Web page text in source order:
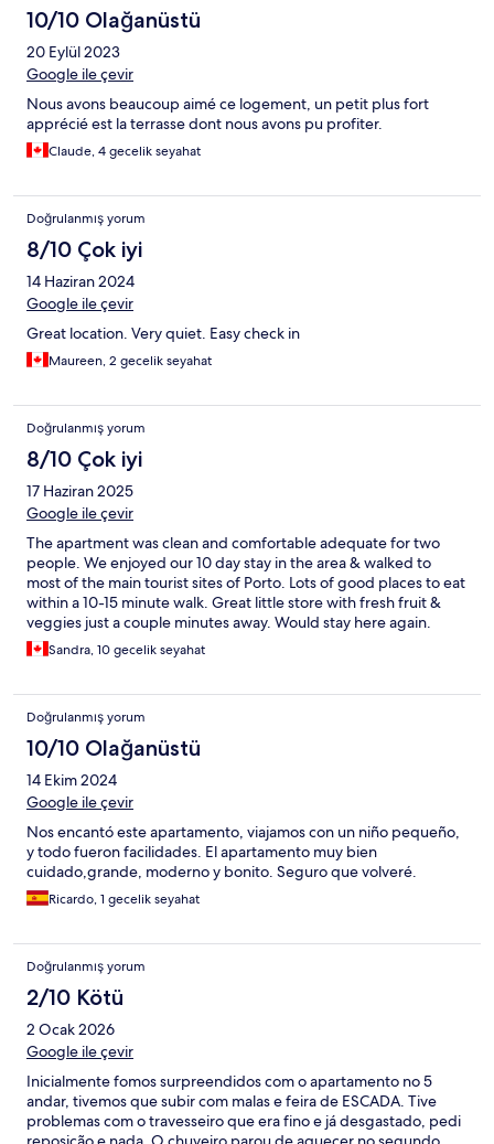
10/10 Olağanüstü
20 Eylül 2023
Google ile çevir
Nous avons beaucoup aimé ce logement, un petit plus fort
apprécié est la terrasse dont nous avons pu profiter.
Claude, 4 gecelik seyahat
Doğrulanmış yorum
8/10 Çok iyi
14 Haziran 2024
Google ile çevir
Great location. Very quiet. Easy check in
Maureen, 2 gecelik seyahat
Doğrulanmış yorum
8/10 Çok iyi
17 Haziran 2025
Google ile çevir
The apartment was clean and comfortable adequate for two
people. We enjoyed our 10 day stay in the area & walked to
most of the main tourist sites of Porto. Lots of good places to eat
within a 10-15 minute walk. Great little store with fresh fruit &
veggies just a couple minutes away. Would stay here again.
Sandra, 10 gecelik seyahat
Doğrulanmış yorum
10/10 Olağanüstü
14 Ekim 2024
Google ile çevir
Nos encantó este apartamento, viajamos con un niño pequeño,
y todo fueron facilidades. El apartamento muy bien
cuidado,grande, moderno y bonito. Seguro que volveré.
Ricardo, 1 gecelik seyahat
Doğrulanmış yorum
2/10 Kötü
2 Ocak 2026
Google ile çevir
Inicialmente fomos surpreendidos com o apartamento no 5
andar, tivemos que subir com malas e feira de ESCADA. Tive
problemas com o travesseiro que era fino e já desgastado, pedi